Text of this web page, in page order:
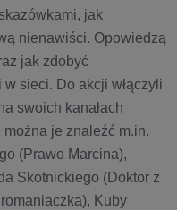
jak
nienawiści. Opowiedzą
jak zdobyć
sieci. Do akcji włączyli
swoich kanałach
je znaleźć m.in.
(Prawo Marcina),
Skotnickiego (Doktor z
Kuby